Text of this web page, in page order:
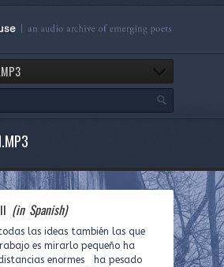
(in Spanish)
las ideas también las que
es mirarlo pequeño ha
enormes ha pesado